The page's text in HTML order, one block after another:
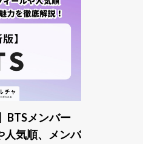
BTSメンバー
人気順、メンバ